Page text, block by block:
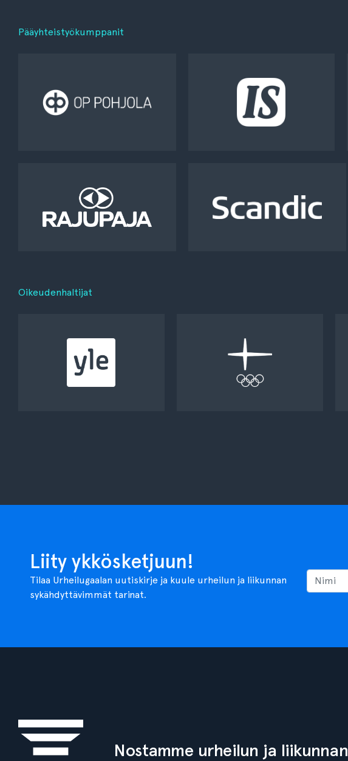
Pääyhteistyökumppanit
Oikeudenhaltijat
Liity ykkösketjuun!
Tilaa Urheilugaalan uutiskirje ja kuule urheilun ja liikunnan
sykähdyttävimmät tarinat.
Nostamme urheilun ja liikunnan